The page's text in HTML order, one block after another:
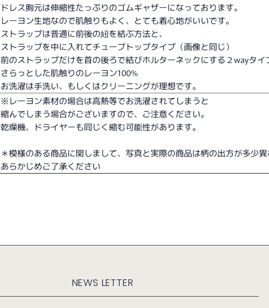
ドレス胸元は伸縮性たっぷりのゴムギャザーになっております。
レーヨン生地なので肌触りもよく、とても着心地がいいです。
ストラップは普通に前後の紐を結ぶ方法と、
ストラップを中に入れてチューブトップタイプ（画像と同じ）
前のストラップだけを首の後ろで結びホルターネックにする２wayタイ
さらっとした肌触りのレーヨン100%
お洗濯は手洗い、もしくはクリーニングが理想です。
※レーヨン素材の場合は高熱等でお洗濯されてしまうと
縮んでしまう場合がございますので、ご注意ください。
乾燥機、ドライヤーも同じく縮む可能性があります。
＊模様のある商品に関しまして、写真と実際の商品は柄の出方が多少
あらかじめご了承ください
NEWS LETTER